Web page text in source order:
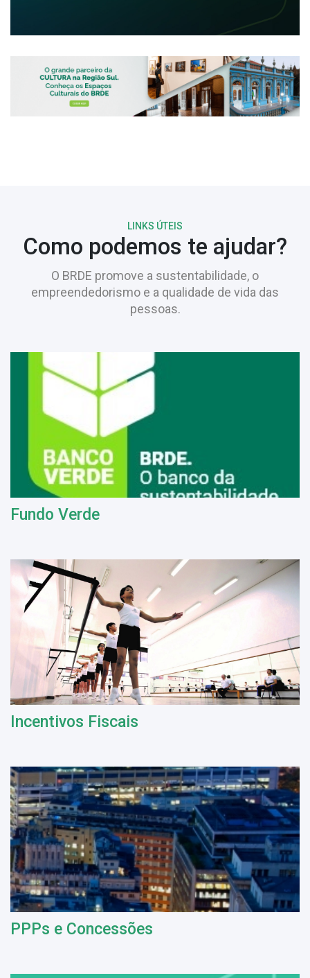
LINKS ÚTEIS
Como podemos te ajudar?
O BRDE promove a sustentabilidade, o
empreendedorismo e a qualidade de vida das
pessoas.
Fundo Verde
Incentivos Fiscais
PPPs e Concessões